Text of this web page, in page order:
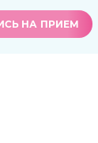
НА ПРИЕМ
НА ПРИЕМ